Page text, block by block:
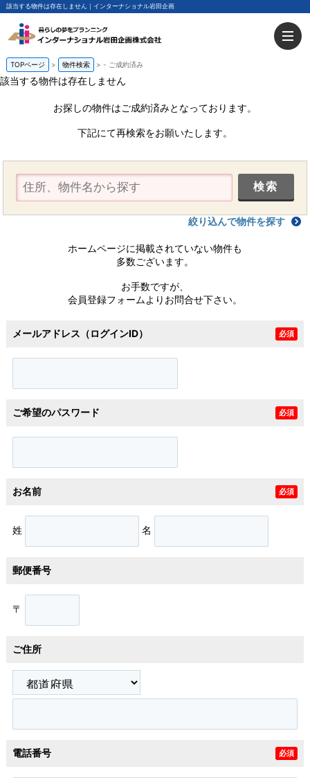
該当する物件は存在しません｜インターナショナル岩田企画
TOPページ 物件検索 - ご成約済み
該当する物件は存在しません
お探しの物件はご成約済みとなっております。
下記にて再検索をお願いたします。
絞り込んで物件を探す
ホームページに掲載されていない物件も
多数ございます。
お手数ですが、
会員登録フォームよりお問合せ下さい。
メールアドレス（ログインID） 必須
ご希望のパスワード 必須
お名前 必須
姓 名
郵便番号
〒
ご住所
電話番号 必須